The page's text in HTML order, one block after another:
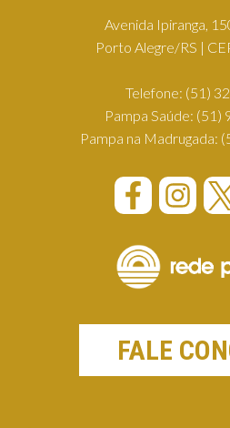
Avenida Ipiranga,
Porto Alegre/RS |
Telefone: (51)
Pampa Saúde: (51)
Pampa na Madrugada:
FALE